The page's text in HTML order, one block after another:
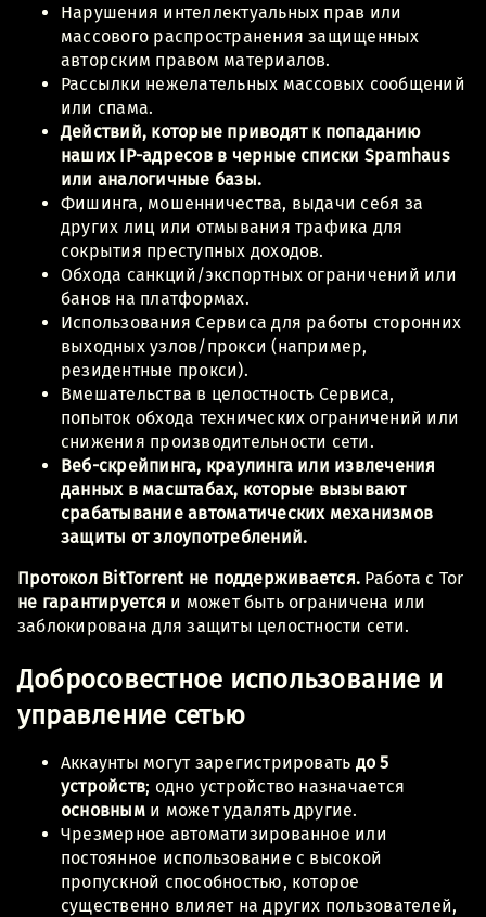
Нарушения интеллектуальных прав или
массового распространения защищенных
авторским правом материалов.
Рассылки нежелательных массовых сообщений
или спама.
Действий, которые приводят к попаданию
наших IP-адресов в черные списки Spamhaus
или аналогичные базы.
Фишинга, мошенничества, выдачи себя за
других лиц или отмывания трафика для
сокрытия преступных доходов.
Обхода санкций/экспортных ограничений или
банов на платформах.
Использования Сервиса для работы сторонних
выходных узлов/прокси (например,
резидентные прокси).
Вмешательства в целостность Сервиса,
попыток обхода технических ограничений или
снижения производительности сети.
Веб-скрейпинга, краулинга или извлечения
данных в масштабах, которые вызывают
срабатывание автоматических механизмов
защиты от злоупотреблений.
Протокол BitTorrent не поддерживается. Работа с Tor
не гарантируется и может быть ограничена или
заблокирована для защиты целостности сети.
Добросовестное использование и
управление сетью
Аккаунты могут зарегистрировать до 5
устройств; одно устройство назначается
основными может удалять другие.
Чрезмерное автоматизированное или
постоянное использование с высокой
пропускной способностью, которое
существенно влияет на других пользователей,